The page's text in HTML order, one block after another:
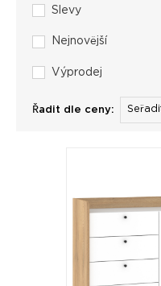
Slevy
Nejnovější
Výprodej
Řadit dle ceny: